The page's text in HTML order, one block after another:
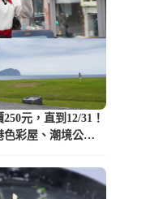
元，直到12/31！
彩屋、潮境公園